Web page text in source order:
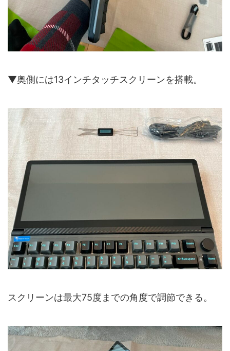
▼奥側には13インチタッチスクリーンを搭載。
スクリーンは最大75度までの角度で調節できる。